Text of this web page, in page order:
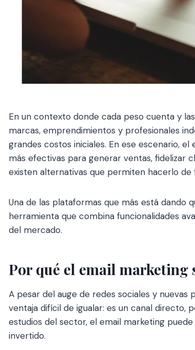
En un contexto donde cada peso cuenta y
marcas, emprendimientos y profesionales
grandes costos iniciales. En ese escenario,
más efectivas para generar ventas, fidelizar
existen alternativas que permiten hacerlo
Una de las plataformas que más está dando
herramienta que combina funcionalidades
del mercado.
Por qué el email marketing
A pesar del auge de redes sociales y
ventaja difícil de igualar: es un canal directo,
estudios del sector, el email marketing
invertido.